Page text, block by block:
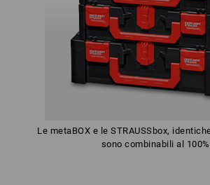
Le metaBOX e le STRAUSSbox,
sono combinabili al